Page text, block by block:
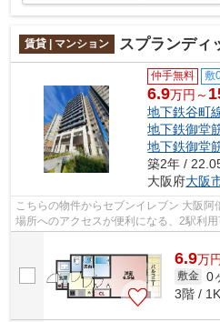
賃貸 | マンション スプランディ
仲手無料 敷
6.9万円～
地下鉄谷町
地下鉄御堂
地下鉄御堂
築2年 /
大阪府大阪
こちらの物件からセブンイレブン 大阪
場所へのアクセスが便利になる、2駅利
6.9万円
敷金 0
3階 /